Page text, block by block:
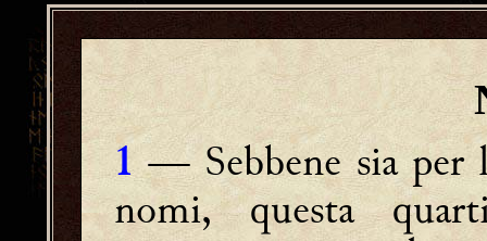
1— Sebbene sia per
nomi, questa